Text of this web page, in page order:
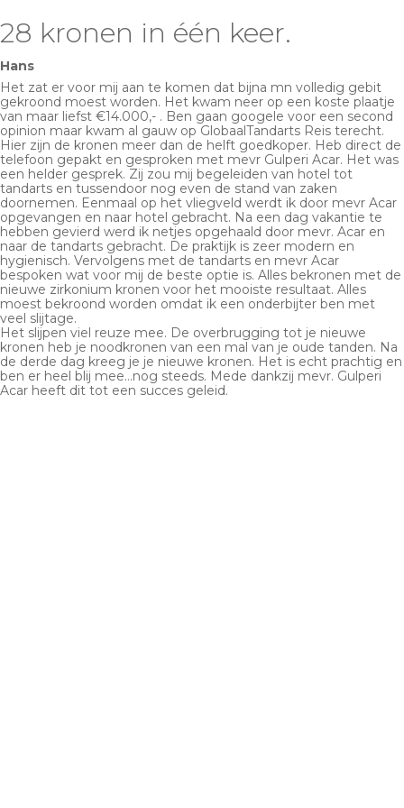
28 kronen in één keer.
Hans
Het zat er voor mij aan te komen dat bijna mn volledig gebit
gekroond moest worden. Het kwam neer op een koste plaatje
van maar liefst €14.000,- . Ben gaan googele voor een second
opinion maar kwam al gauw op GlobaalTandarts Reis terecht.
Hier zijn de kronen meer dan de helft goedkoper. Heb direct de
telefoon gepakt en gesproken met mevr Gulperi Acar. Het was
een helder gesprek. Zij zou mij begeleiden van hotel tot
tandarts en tussendoor nog even de stand van zaken
doornemen. Eenmaal op het vliegveld werdt ik door mevr Acar
opgevangen en naar hotel gebracht. Na een dag vakantie te
hebben gevierd werd ik netjes opgehaald door mevr. Acar en
naar de tandarts gebracht. De praktijk is zeer modern en
hygienisch. Vervolgens met de tandarts en mevr Acar
bespoken wat voor mij de beste optie is. Alles bekronen met de
nieuwe zirkonium kronen voor het mooiste resultaat. Alles
moest bekroond worden omdat ik een onderbijter ben met
veel slijtage.
Het slijpen viel reuze mee. De overbrugging tot je nieuwe
kronen heb je noodkronen van een mal van je oude tanden. Na
de derde dag kreeg je je nieuwe kronen. Het is echt prachtig en
ben er heel blij mee…nog steeds. Mede dankzij mevr. Gulperi
Acar heeft dit tot een succes geleid.